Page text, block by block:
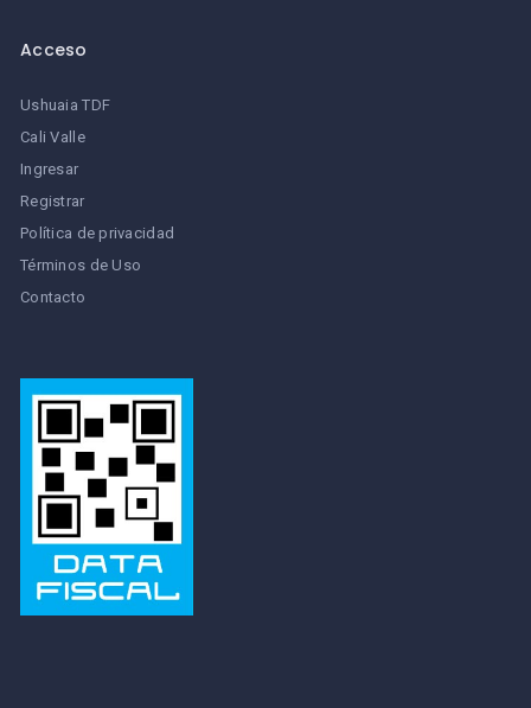
Acceso
Ushuaia TDF
Cali Valle
Ingresar
Registrar
Política de privacidad
Términos de Uso
Contacto